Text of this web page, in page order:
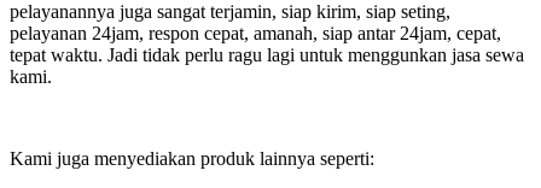
pelayanannya juga sangat terjamin, siap kirim, siap seting,
pelayanan 24jam, respon cepat, amanah, siap antar 24jam, cepat,
tepat waktu. Jadi tidak perlu ragu lagi untuk menggunkan jasa sewa
kami.
Kami juga menyediakan produk lainnya seperti: